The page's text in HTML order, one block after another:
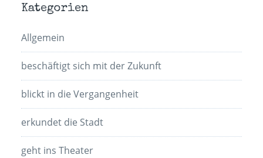
Kategorien
Allgemein
beschäftigt sich mit der Zukunft
blickt in die Vergangenheit
erkundet die Stadt
geht ins Theater